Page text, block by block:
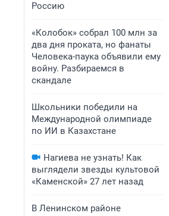
Россию
«Колобок» собрал 100 млн за
два дня проката, но фанаты
Человека-паука объявили ему
войну. Разбираемся в
скандале
Школьники победили на
Международной олимпиаде
по ИИ в Казахстане
Нагиева не узнать! Как
выглядели звезды культовой
«Каменской» 27 лет назад
В Ленинском районе